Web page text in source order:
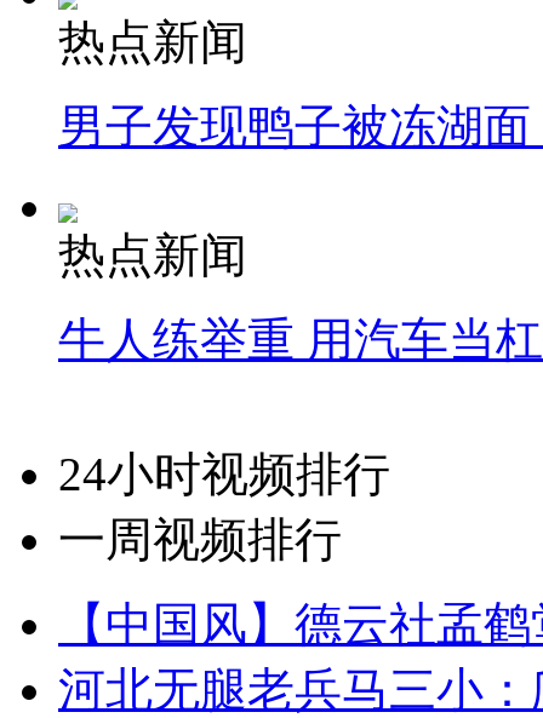
热点新闻
男子发现鸭子被冻湖
热点新闻
牛人练举重 用汽车当
24小时视频排行
一周视频排行
【中国风】德云社孟
河北无腿老兵马三小